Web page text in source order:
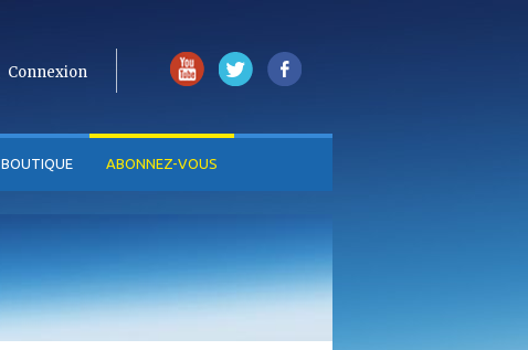
Connexion
BOUTIQUE ABONNEZ-VOUS